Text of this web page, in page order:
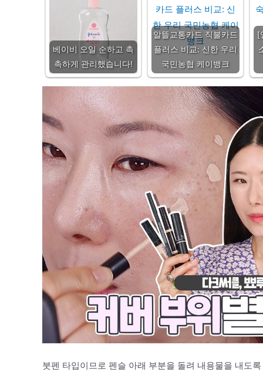
베이비 오일 순하고 촉
촉하게 관리했습니다!
알뜰교통카드 직불카드
플러스 비교: 신한 우리
국민농협 케이뱅크
[
붓펜 타입이므로 펜슬 아래 부분을 돌려 내용물을 내도